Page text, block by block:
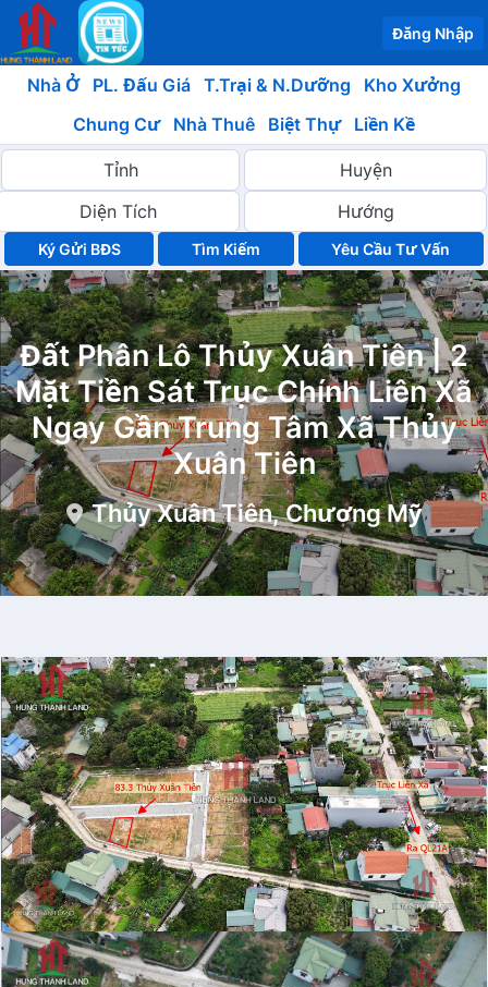
Đăng Nhập
Nhà Ở PL. Đấu Giá T.Trại & N.Dưỡng
Kho Xưởng
Chung Cư
Nhà Thuê Biệt Thự Liền Kề
Ký Gửi BĐS Yêu Cầu Tư Vấn
Đất Phân Lô Thủy Xuân Tiên | 2
Mặt Tiền Sát Trục Chính Liên Xã
Ngay Gần Trung Tâm Xã Thủy
Xuân Tiên
Thủy Xuân Tiên, Chương Mỹ